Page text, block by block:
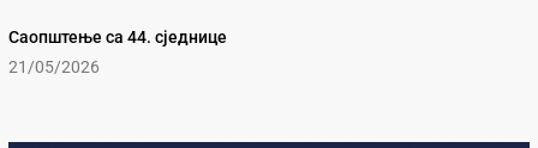
Саопштење са 44. сједнице
21/05/2026